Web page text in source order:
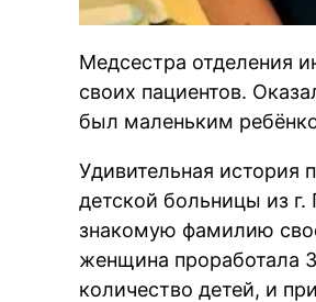
Медсестра отделения
своих пациентов.
был маленьким
Удивительная история
детской больницы из
знакомую фамилию
женщина проработала
количество детей, и